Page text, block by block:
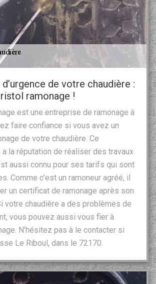
d’urgence de votre chaudière :
ramonage !
est une entreprise de ramonage à
faire confiance si vous avez un
de votre chaudière. Ce
la réputation de réaliser des travaux
aussi connu pour ses tarifs qui sont
Comme c’est un ramoneur agréé, il
un certificat de ramonage après son
votre chaudière a des problèmes de
vous pouvez aussi vous fier à
N’hésitez pas à le contacter si
Le Riboul, dans le 72170.